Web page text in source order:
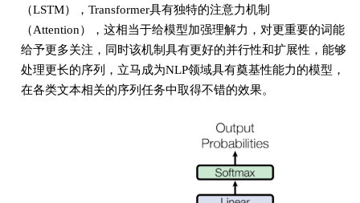
（LSTM），Transformer具有独特的注意力机制
（Attention），这相当于给模型加强理解力，对更重要的词能
给予更多关注，同时该机制具有更好的并行性和扩展性，能够
处理更长的序列，立马成为NLP领域具有奠基性能力的模型，
在各类文本相关的序列任务中取得不错的效果。